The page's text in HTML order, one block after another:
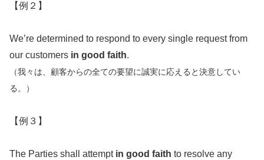
【例２】
We’re determined to respond to every single request from
our customers in good faith.
（我々は、顧客からの全ての要望に誠実に応えると決意してい
る。）
【例３】
The Parties shall attempt in good faith to resolve any